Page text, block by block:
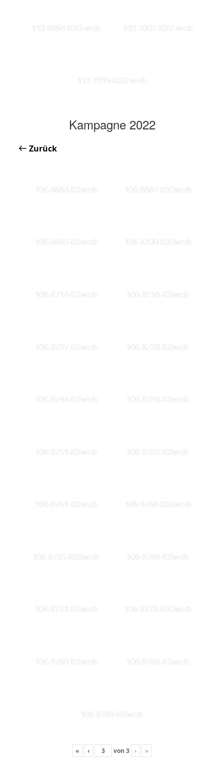
113 6994-KS0-web 113 7007-KS7-web
113 7019-KS3-web
Kampagne 2022
Zurück
106 8683-KSweb 106 8687-KS0web
106 8695-KSweb 106 8700-KS0web
106 8714-KSweb 106 8716-KSweb
106 8727-KSweb 106 8728-KSweb
106 8744-KSweb 106 8748-KSweb
106 8751-KSweb 106 8755-KSweb
106 8761-KSweb 106 8763-KS5web
106 8765-KS0web 106 8769-KSweb
106 8771-KSweb 106 8773-KS0web
106 8780-KSweb 106 8785-KSweb
106 8789-KSweb
« ‹ von 3 › »